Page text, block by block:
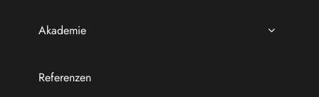
Akademie
Referenzen